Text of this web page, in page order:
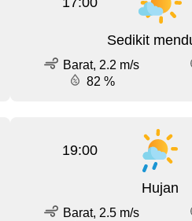
Sedikit
Barat, 2.2 m/s
82 %
19:00
Hujan
Barat, 2.5 m/s